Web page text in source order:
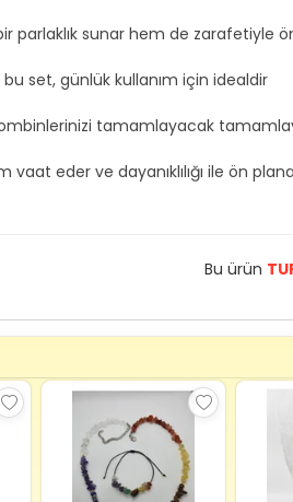
parlaklık sunar hem de zarafetiyle
set, günlük kullanım için idealdir
tamamlayacak
eder ve dayanıklılığı ile ön
Bu ürün